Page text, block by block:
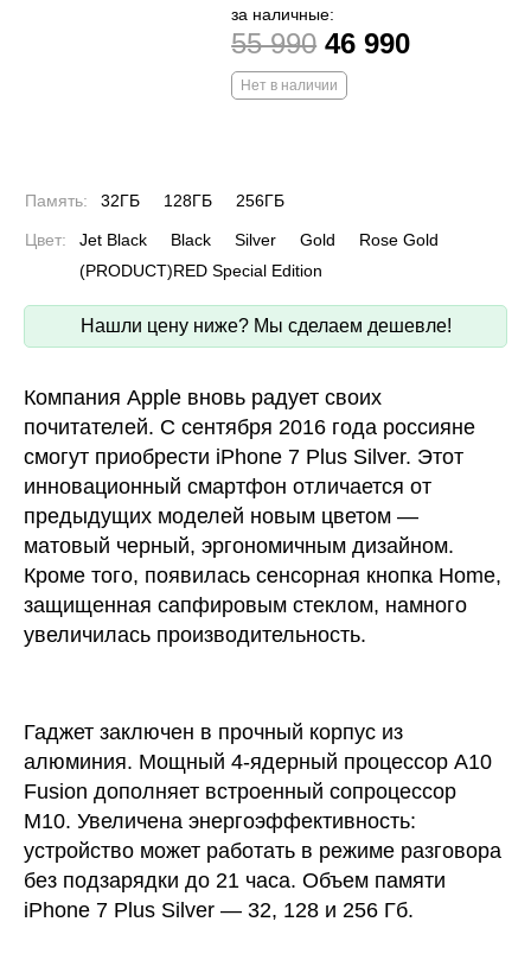
за наличные:
55 990 46 990
Нет в наличии
Память: 32ГБ 128ГБ 256ГБ
Цвет: Jet Black Black Silver Gold
Rose Gold
(PRODUCT)RED Special Edition
Нашли цену ниже? Мы сделаем дешевле!
Компания Apple вновь радует своих
почитателей. С сентября 2016 года россияне
смогут приобрести iPhone 7 Plus Silver. Этот
инновационный смартфон отличается от
предыдущих моделей новым цветом —
матовый черный, эргономичным дизайном.
Кроме того, появилась сенсорная кнопка Home,
защищенная сапфировым стеклом, намного
увеличилась производительность.
Гаджет заключен в прочный корпус из
алюминия. Мощный 4-ядерный процессор A10
Fusion дополняет встроенный сопроцессор
M10. Увеличена энергоэффективность:
устройство может работать в режиме разговора
без подзарядки до 21 часа. Объем памяти
iPhone 7 Plus Silver — 32, 128 и 256 Гб.